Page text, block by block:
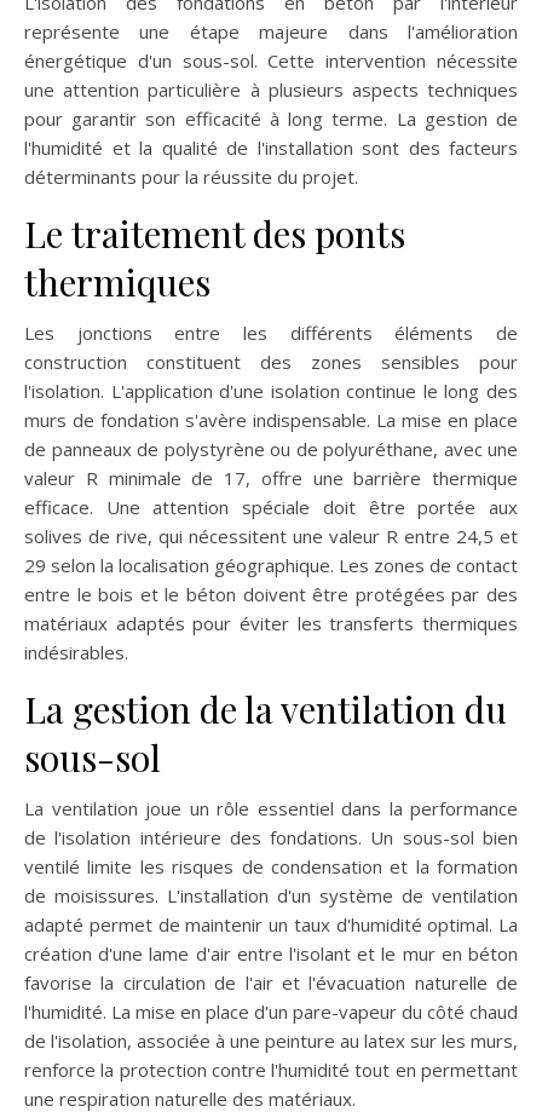
représente une étape majeure dans l'amélioration
énergétique d'un sous-sol. Cette intervention nécessite
une attention particulière à plusieurs aspects techniques
pour garantir son efficacité à long terme. La gestion de
l'humidité et la qualité de l'installation sont des facteurs
déterminants pour la réussite du projet.
Le traitement des ponts
thermiques
Les jonctions entre les différents éléments de
construction constituent des zones sensibles pour
l'isolation. L'application d'une isolation continue le long des
murs de fondation s'avère indispensable. La mise en place
de panneaux de polystyrène ou de polyuréthane, avec une
valeur R minimale de 17, offre une barrière thermique
efficace. Une attention spéciale doit être portée aux
solives de rive, qui nécessitent une valeur R entre 24,5 et
29 selon la localisation géographique. Les zones de contact
entre le bois et le béton doivent être protégées par des
matériaux adaptés pour éviter les transferts thermiques
indésirables.
La gestion de la ventilation du
sous-sol
La ventilation joue un rôle essentiel dans la performance
de l'isolation intérieure des fondations. Un sous-sol bien
ventilé limite les risques de condensation et la formation
de moisissures. L'installation d'un système de ventilation
adapté permet de maintenir un taux d'humidité optimal. La
création d'une lame d'air entre l'isolant et le mur en béton
favorise la circulation de l'air et l'évacuation naturelle de
l'humidité. La mise en place d'un pare-vapeur du côté chaud
de l'isolation, associée à une peinture au latex sur les murs,
renforce la protection contre l'humidité tout en permettant
une respiration naturelle des matériaux.